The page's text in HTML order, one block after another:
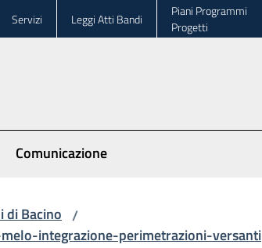
Servizi Leggi Atti Bandi
Piani Programmi
Progetti
Comunicazione
di Bacino /
integrazione-perimetrazioni-versanti